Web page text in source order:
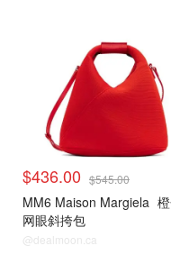
$436.00 $545.00
MM6 Maison Margiela
网眼斜挎包
@dealmoon.ca